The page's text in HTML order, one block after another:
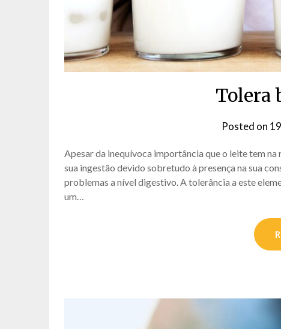
Tolera
Posted on
Apesar da inequívoca importância que o leite tem na
sua ingestão devido sobretudo à presença na sua
problemas a nível digestivo. A tolerância a este
um…